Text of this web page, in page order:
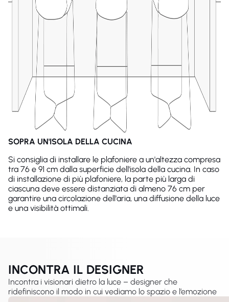
SOPRA UN'ISOLA DELLA CUCINA
Si consiglia di installare le plafoniere a un'altezza compresa
tra 76 e 91 cm dalla superficie dell'isola della cucina. In caso
di installazione di più plafoniere, la parte più larga di
ciascuna deve essere distanziata di almeno 76 cm per
garantire una circolazione dell'aria, una diffusione della luce
e una visibilità ottimali.
INCONTRA IL DESIGNER
Incontra i visionari dietro la luce – designer che
ridefiniscono il modo in cui vediamo lo spazio e l’emozione